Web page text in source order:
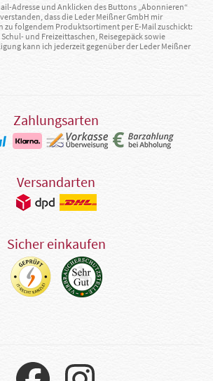
Adresse und Anklicken des Buttons „Abonnieren“
dass die Leder Meißner GmbH mir
zu folgendem Produktsortiment per E-Mail zuschickt:
und Freizeittaschen, Reisegepäck sowie
kann ich jederzeit gegenüber der Leder Meißner
Zahlungsarten
Versandarten
Sicher einkaufen